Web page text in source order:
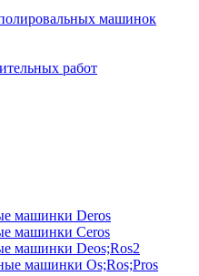
машинок
работ
машинки Deros
машинки Ceros
машинки Deos;Ros2
машинки Os;Ros;Pros